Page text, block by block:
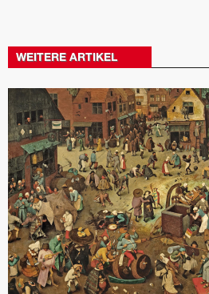
WEITERE ARTIKEL